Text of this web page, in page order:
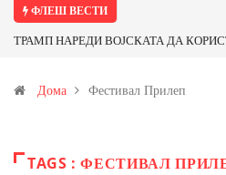
ФЛЕШ ВЕСТИ
ТРАМП НАРЕДИ ВОЈСКАТА ДА
Иловица и со антимонот?
Дома Фестивал Прилеп
TAGS : ФЕСТИВАЛ